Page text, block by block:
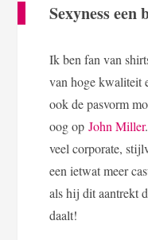
Sexyness een
Ik ben fan van
van hoge kwaliteit
ook de pasvorm
oog opJohn Miller
veel corporate,
een ietwat meer
als hij dit aantrekt
daalt!